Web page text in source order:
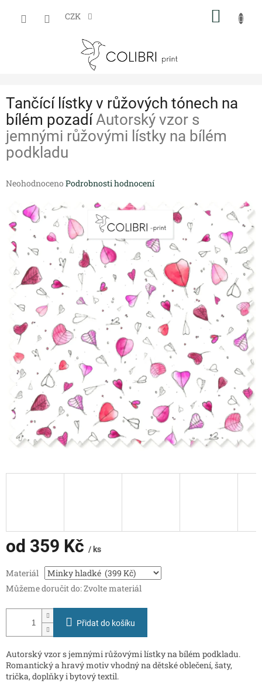
CZK
Tančící lístky v růžových tónech na
bílém pozadíAutorský vzor s
jemnými růžovými lístky na bílém
podkladu
Průměrné
produktu
0,0
hvězdiček.
Neohodnoceno Podrobnosti hodnocení
od 359 Kč / ks
cena:
Materiál
Můžeme doručit do:Zvolte materiál
Přidat do košíku
Autorský vzor s jemnými růžovými lístky na bílém podkladu.
Romantický a hravý motiv vhodný na dětské oblečení, šaty,
trička, doplňky i bytový textil.